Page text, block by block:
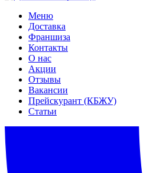
Меню
Доставка
Франшиза
Контакты
О нас
Акции
Отзывы
Вакансии
Прейскурант (КБЖУ)
Статьи